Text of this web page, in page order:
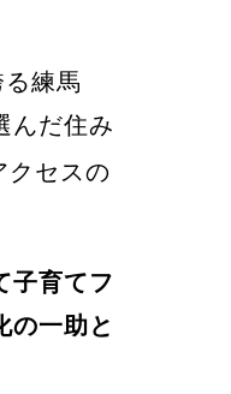
練馬
んだ住み
クセスの
子育てフ
の一助と